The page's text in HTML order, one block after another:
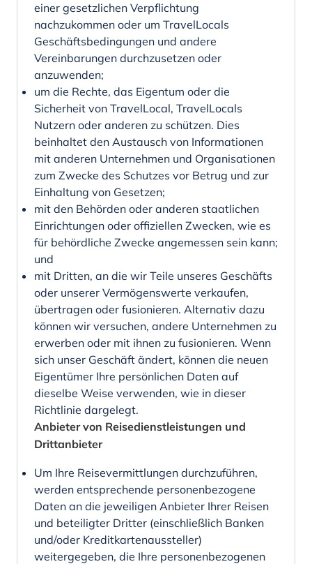
einer gesetzlichen Verpflichtung
nachzukommen oder um TravelLocals
Geschäftsbedingungen und andere
Vereinbarungen durchzusetzen oder
anzuwenden;
um die Rechte, das Eigentum oder die
Sicherheit von TravelLocal, TravelLocals
Nutzern oder anderen zu schützen. Dies
beinhaltet den Austausch von Informationen
mit anderen Unternehmen und Organisationen
zum Zwecke des Schutzes vor Betrug und zur
Einhaltung von Gesetzen;
mit den Behörden oder anderen staatlichen
Einrichtungen oder offiziellen Zwecken, wie es
für behördliche Zwecke angemessen sein kann;
und
mit Dritten, an die wir Teile unseres Geschäfts
oder unserer Vermögenswerte verkaufen,
übertragen oder fusionieren. Alternativ dazu
können wir versuchen, andere Unternehmen zu
erwerben oder mit ihnen zu fusionieren. Wenn
sich unser Geschäft ändert, können die neuen
Eigentümer Ihre persönlichen Daten auf
dieselbe Weise verwenden, wie in dieser
Richtlinie dargelegt.
Anbieter von Reisedienstleistungen und
Drittanbieter
Um Ihre Reisevermittlungen durchzuführen,
werden entsprechende personenbezogene
Daten an die jeweiligen Anbieter Ihrer Reisen
und beteiligter Dritter (einschließlich Banken
und/oder Kreditkartenaussteller)
weitergegeben, die Ihre personenbezogenen